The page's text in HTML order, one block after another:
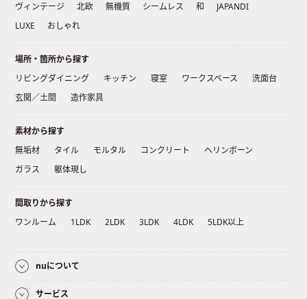
ヴィンテージ
北欧 無機質 シームレス 和
JAPANDI
LUXE
おしゃれ
場所・箇所から探す
リビングダイニング
キッチン 寝室 ワークスペース
洗面台
玄関／土間
造作家具
素材から探す
無垢材
タイル モルタル コンクリート
ヘリンボーン
ガラス
躯体現し
間取りから探す
ワンルーム
1LDK 2LDK 3LDK 4LDK 5LDK以上
nuについて
サービス